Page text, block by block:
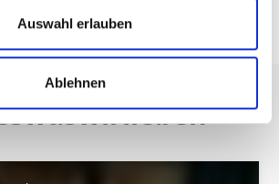
Auswahl erlauben
Ablehnen